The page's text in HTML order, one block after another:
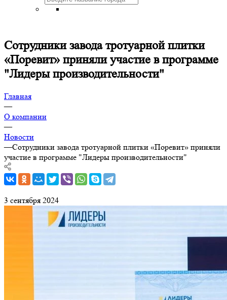
Сотрудники завода тротуарной плитки
«Поревит» приняли участие в программе
"Лидеры производительности"
Главная
—
О компании
—
Новости
—Сотрудники завода тротуарной плитки «Поревит» приняли
участие в программе "Лидеры производительности"
3 сентября 2024